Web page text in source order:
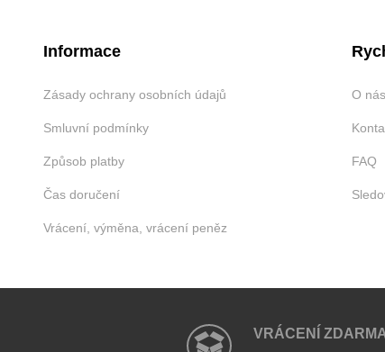
Informace
Zásady ochrany osobních údajů
Smluvní podmínky
Způsob platby
Čas doručení
Vrácení, výměna, vrácení peněz
O nás
FAQ
VRÁCENÍ